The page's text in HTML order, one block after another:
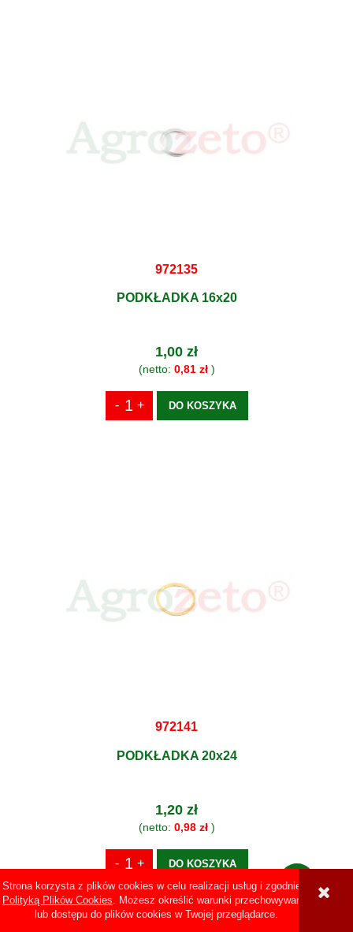
Strona korzysta z plików cookies w celu realizacji usług i zgodnie z
Polityką Plików Cookies. Możesz określić warunki przechowywania
lub dostępu do plików cookies w Twojej przeglądarce.
972135
PODKŁADKA 16x20
1,00 zł
(netto: 0,81 zł)
DO KOSZYKA
972141
PODKŁADKA 20x24
1,20 zł
(netto: 0,98 zł)
DO KOSZYKA